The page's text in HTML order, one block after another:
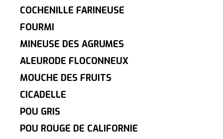
COCHENILLE FARINEUSE
FOURMI
MINEUSE DES AGRUMES
ALEURODE FLOCONNEUX
MOUCHE DES FRUITS
CICADELLE
POU GRIS
POU ROUGE DE CALIFORNIE